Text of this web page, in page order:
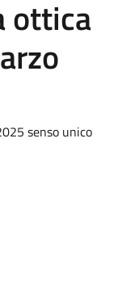
ottica
senso unico